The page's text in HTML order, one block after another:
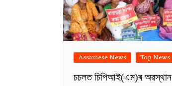
Assamese News Top News
চচলত চিপিআই(এম)ৰ অৱস্থান